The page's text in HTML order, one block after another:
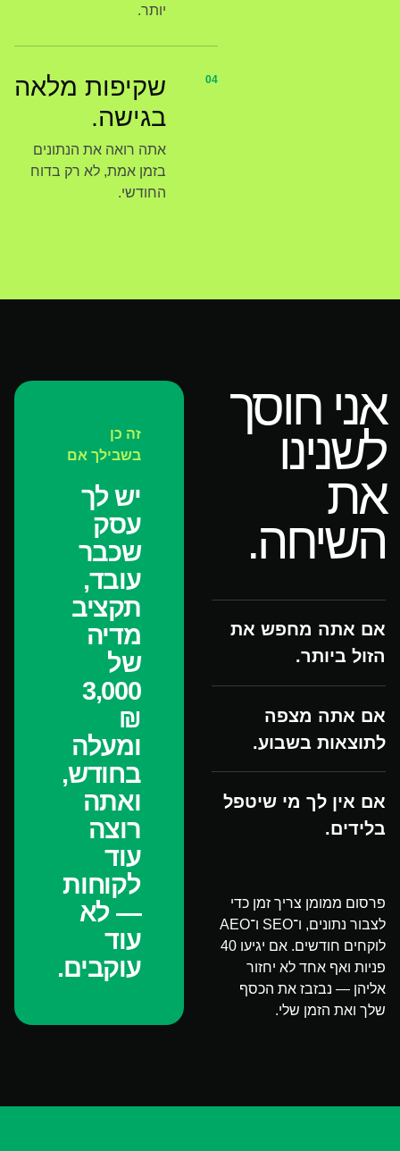
יותר.
04
שקיפות מלאה
בגישה.
אתה רואה את הנתונים
בזמן אמת, לא רק בדוח
החודשי.
אני חוסך
לשנינו
את
השיחה.
אם אתה מחפש את
הזול ביותר.
אם אתה מצפה
לתוצאות בשבוע.
אם אין לך מי שיטפל
בלידים.
פרסום ממומן צריך זמן כדי
לצבור נתונים, ו־SEO ו־AEO
לוקחים חודשים. אם יגיעו 40
פניות ואף אחד לא יחזור
אליהן — נבזבז את הכסף
שלך ואת הזמן שלי.
זה כן
בשבילך אם
יש לך
עסק
שכבר
עובד,
תקציב
מדיה
של
3,000
₪
ומעלה
בחודש,
ואתה
רוצה
עוד
לקוחות
— לא
עוד
עוקבים.